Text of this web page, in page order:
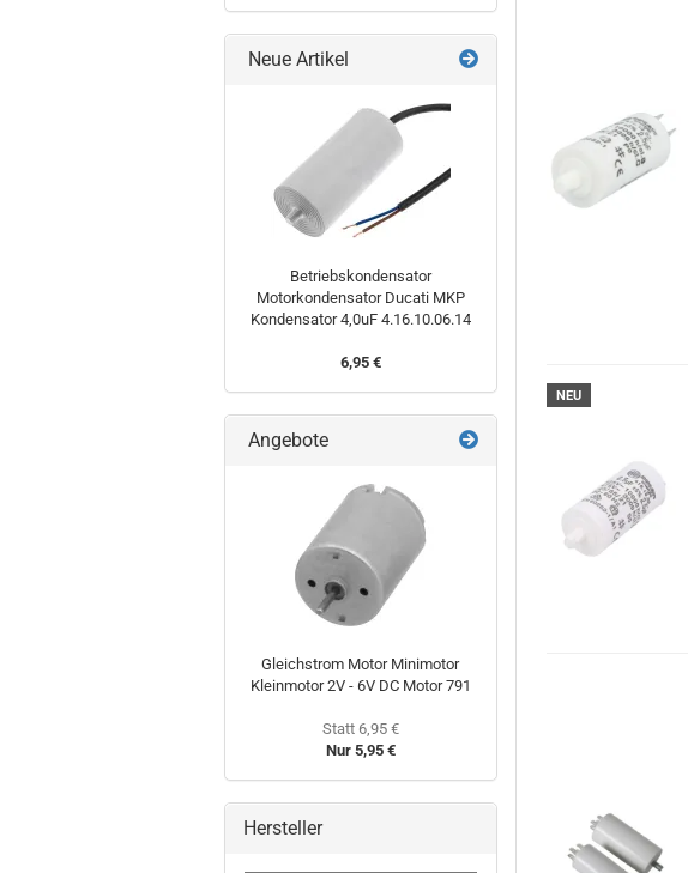
NEU
Neue Artikel
Betriebskondensator
Motorkondensator Ducati MKP
Kondensator 4,0uF 4.16.10.06.14
6,95 €
Angebote
Gleichstrom Motor Minimotor
Kleinmotor 2V - 6V DC Motor 791
Statt 6,95 €
Nur 5,95 €
Hersteller